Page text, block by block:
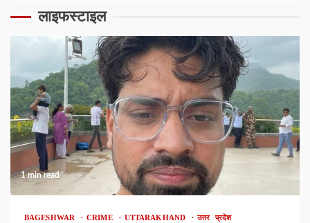
लाइफस्टाइल
1 min read
BAGESHWAR CRIME UTTARAKHAND उत्तर प्रदेश